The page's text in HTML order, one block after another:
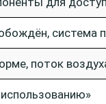
система
поток